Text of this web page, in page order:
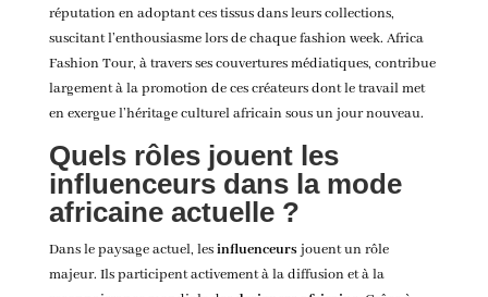
réputation en adoptant ces tissus dans leurs collections,
suscitant l’enthousiasme lors de chaque fashion week. Africa
Fashion Tour, à travers ses couvertures médiatiques, contribue
largement à la promotion de ces créateurs dont le travail met
en exergue l’héritage culturel africain sous un jour nouveau.
Quels rôles jouent les
influenceurs dans la mode
africaine actuelle ?
Dans le paysage actuel, lesinfluenceursjouent un rôle
majeur. Ils participent activement à la diffusion et à la